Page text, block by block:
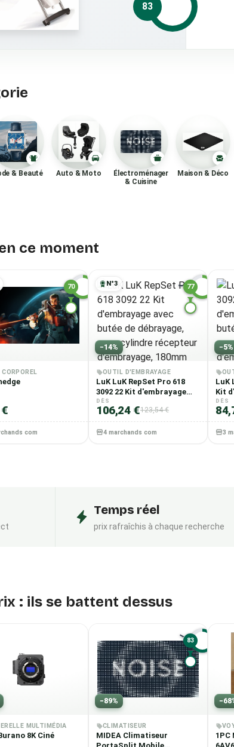
83
& Beauté Auto & Moto
Électroménager
& Cuisine
Maison & Déco
ce moment
70
comparés
N°3 77
−14%
OUTIL D'EMBRAYAGE
LuK LuK RepSet Pro 618
3092 22 Kit d'embrayage
avec butée de débrayage,
avec cylindre récepteur
d'embrayage, 180mm
DÈS
106,24 €123,54 €
4 marchands comparés
−5%
LuK
Kit
DÈS
3
Temps réel
prix rafraîchis à chaque recherche
: ils se battent dessus
MULTIMÉDIA
8K Ciné
83
−89%
CLIMATISEUR
MIDEA Climatiseur
−68
1PC